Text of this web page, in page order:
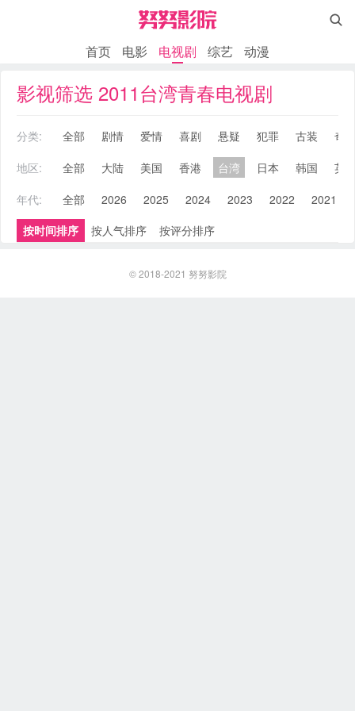

首页 电影 电视剧 综艺 动漫
影视筛选 2011台湾青春电视剧
分类: 全部 剧情 爱情 喜剧 悬疑 犯罪 古装
奇
地区:
全部 大陆 美国 香港 台湾 日本 韩国
英
年代:
全部 2026 2025 2024 2023 2022 2021
按时间排序
按人气排序 按评分排序
© 2018-2021 努努影院